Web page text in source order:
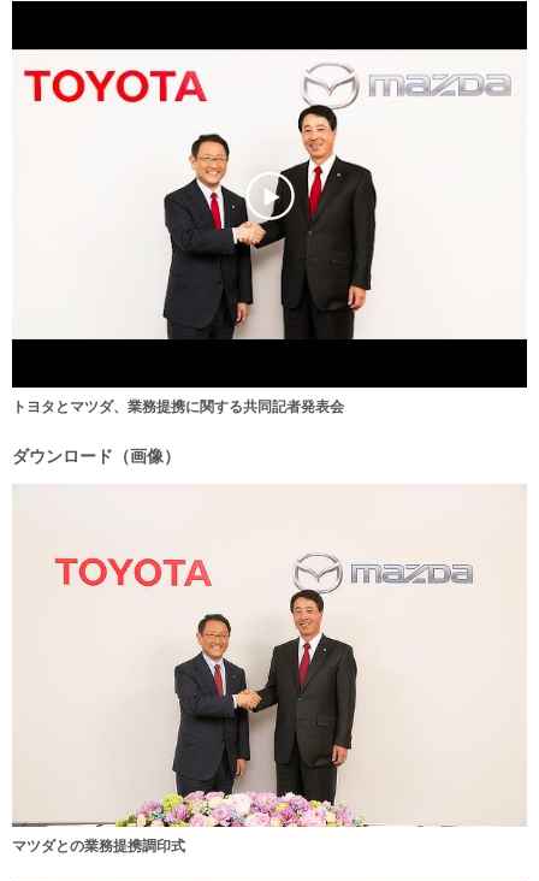
トヨタとマツダ、業務提携に関する共同記者発表会
ダウンロード（画像）
マツダとの業務提携調印式